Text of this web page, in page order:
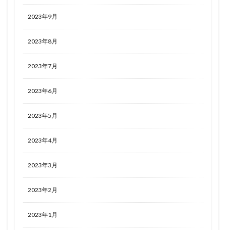
2023年9月
2023年8月
2023年7月
2023年6月
2023年5月
2023年4月
2023年3月
2023年2月
2023年1月